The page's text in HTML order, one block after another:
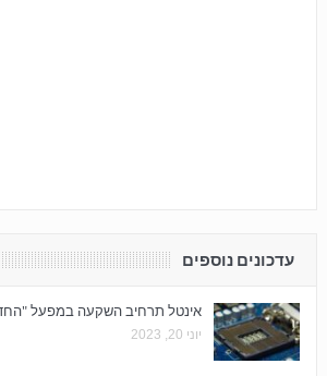
עדכונים נוספים
אינטל תרחיב השקעה במפעל
יוני 20, 2023